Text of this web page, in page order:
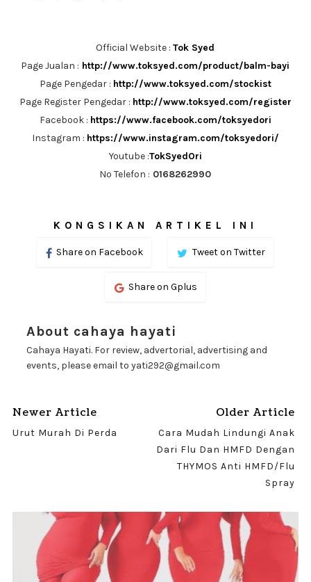
Official Website :Tok Syed
Page Jualan : http://www.toksyed.com/product/balm-bayi
Page Pengedar : http://www.toksyed.com/stockist
Page Register Pengedar : http://www.toksyed.com/register
Facebook : https://www.facebook.com/toksyedori
Instagram : https://www.instagram.com/toksyedori/
Youtube :TokSyedOri
No Telefon : 0168262990
KONGSIKAN ARTIKEL INI
Share on Facebook Tweet on Twitter
Share on Gplus
About cahaya hayati
Cahaya Hayati. For review, advertorial, advertising and
events, please email to yati292@gmail.com
Newer Article
Urut Murah Di Perda
Older Article
Cara Mudah Lindungi Anak
Dari Flu Dan HMFD Dengan
THYMOS Anti HMFD/Flu
Spray